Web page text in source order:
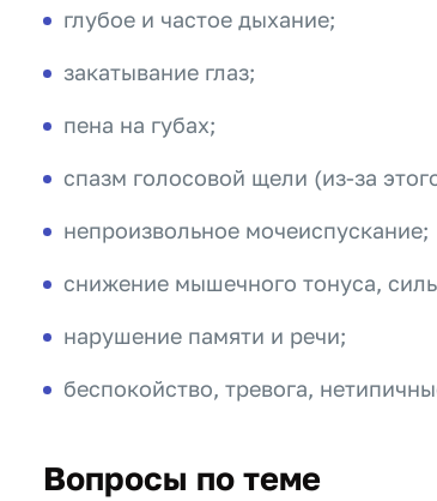
глубое и частое дыхание;
закатывание глаз;
пена на губах;
спазм голосовой щели (из-за
непроизвольное мочеиспускание;
снижение мышечного тонуса,
нарушение памяти и речи;
беспокойство, тревога,
Вопросы по теме